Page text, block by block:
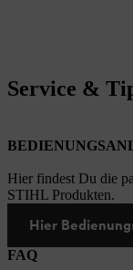
Service &
Hier findest Du die
STIHL Produkten.
Hier
FAQ